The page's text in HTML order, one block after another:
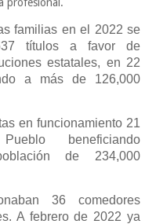
familias en el 2022 se
títulos a favor de
estatales, en 22
a más de 126,000
en funcionamiento 21
beneficiando
de 234,000
36 comedores
A febrero de 2022 ya